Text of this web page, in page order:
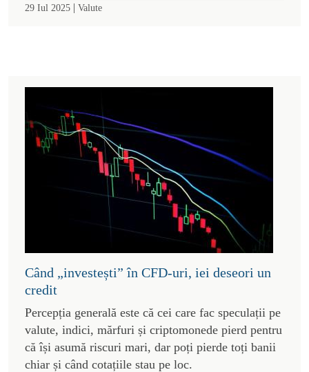
29 Iul 2025 | Valute
Când „investești” în CFD-uri, iei deseori un
credit
Percepția generală este că cei care fac speculații pe
valute, indici, mărfuri și criptomonede pierd pentru
că își asumă riscuri mari, dar poți pierde toți banii
chiar și când cotațiile stau pe loc.